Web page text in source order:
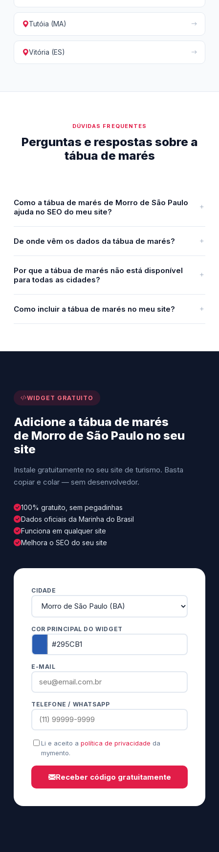
Tutóia (MA)
Vitória (ES)
DÚVIDAS FREQUENTES
Perguntas e respostas sobre a
tábua de marés
Como a tábua de marés de Morro de São Paulo
ajuda no SEO do meu site?
De onde vêm os dados da tábua de marés?
Por que a tábua de marés não está disponível
para todas as cidades?
Como incluir a tábua de marés no meu site?
WIDGET GRATUITO
Adicione a tábua de marés
de Morro de São Paulo no seu
site
Instale gratuitamente no seu site de turismo. Basta
copiar e colar — sem desenvolvedor.
100% gratuito, sem pegadinhas
Dados oficiais da Marinha do Brasil
Funciona em qualquer site
Melhora o SEO do seu site
CIDADE
COR PRINCIPAL DO WIDGET
E-MAIL
TELEFONE / WHATSAPP
Li e aceito a política de privacidade da
mymento.
Receber código gratuitamente